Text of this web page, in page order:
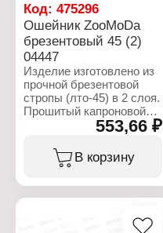
Код: 475296
Ошейник ZooMoDa
брезентовый 45 (2)
04447
Изделие изготовлено из
прочной брезентовой
стропы (лто-45) в 2 слоя.
Прошитый капроновой
нитью. Изделие имеет 12
отверстий с люверсом 5
мм, никель. Пряжка
крепится натуральной
553,66 ₽
В корзину